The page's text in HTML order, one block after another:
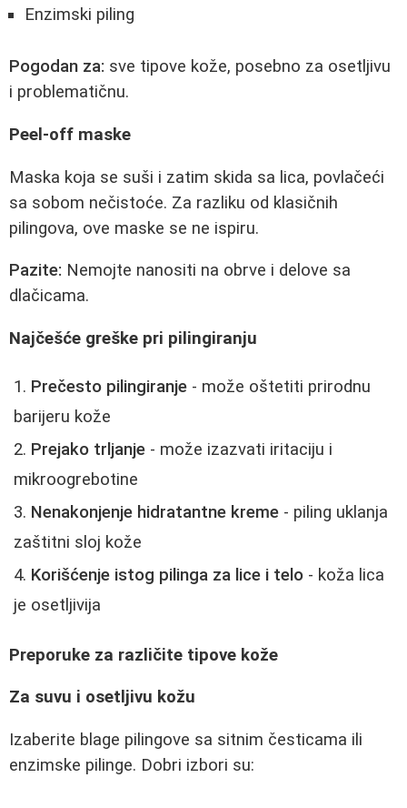
Enzimski piling
Pogodan za: sve tipove kože, posebno za osetljivu
i problematičnu.
Peel-off maske
Maska koja se suši i zatim skida sa lica, povlačeći
sa sobom nečistoće. Za razliku od klasičnih
pilingova, ove maske se ne ispiru.
Pazite: Nemojte nanositi na obrve i delove sa
dlačicama.
Najčešće greške pri pilingiranju
Prečesto pilingiranje - može oštetiti prirodnu
barijeru kože
Prejako trljanje - može izazvati iritaciju i
mikroogrebotine
Nenakonjenje hidratantne kreme - piling uklanja
zaštitni sloj kože
Korišćenje istog pilinga za lice i telo - koža lica
je osetljivija
Preporuke za različite tipove kože
Za suvu i osetljivu kožu
Izaberite blage pilingove sa sitnim česticama ili
enzimske pilinge. Dobri izbori su: